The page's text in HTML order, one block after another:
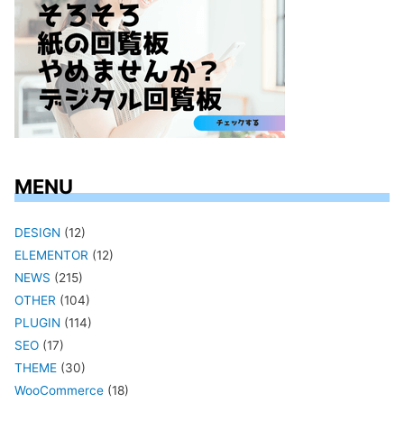
MENU
DESIGN (12)
ELEMENTOR (12)
NEWS (215)
OTHER (104)
PLUGIN (114)
SEO (17)
THEME (30)
WooCommerce (18)